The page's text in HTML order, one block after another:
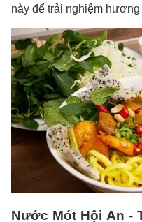
này để trải nghiệm
Nước Mót Hội An -